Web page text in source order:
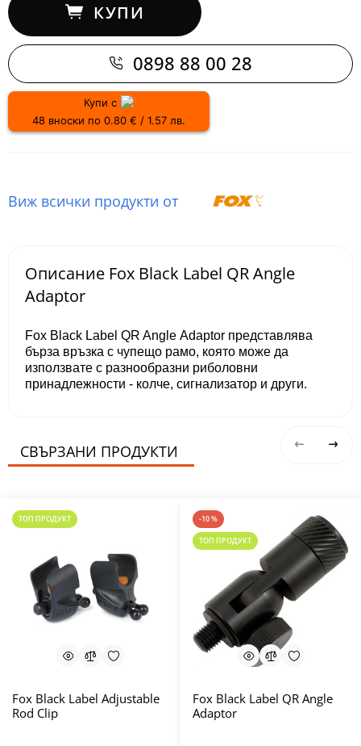
КУПИ
0898 88 00 28
Купи с
48 вноски по 0.80 € / 1.57 лв.
Виж всички продукти от
Описание Fox Black Label QR Angle
Аdaptor
Fox Black Label QR Angle Аdaptor представлява
бърза връзка с чупещо рамо, която може да
използвате с разнообразни риболовни
принадлежности - колче, сигнализатор и други.
СВЪРЗАНИ ПРОДУКТИ
ТОП ПРОДУКТ
Fox Black Label Adjustable
Rod Clip
-10 %
ТОП ПРОДУКТ
Fox Black Label QR Angle
Аdaptor